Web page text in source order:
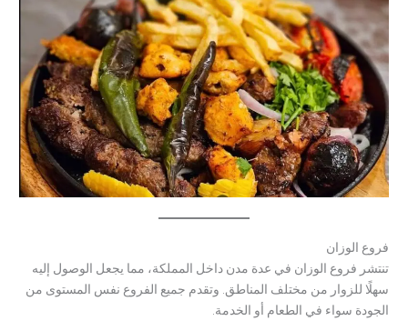
فروع الوزان
تنتشر فروع الوزان في عدة مدن داخل المملكة، مما يجعل الوصول إليه
سهلًا للزوار من مختلف المناطق. وتقدم جميع الفروع نفس المستوى من
الجودة سواء في الطعام أو الخدمة.